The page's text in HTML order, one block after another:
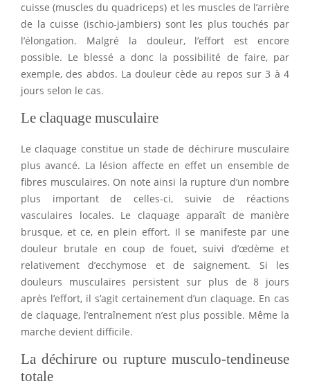
cuisse (muscles du quadriceps) et les muscles de l’arrière
de la cuisse (ischio-jambiers) sont les plus touchés par
l’élongation. Malgré la douleur, l’effort est encore
possible. Le blessé a donc la possibilité de faire, par
exemple, des abdos. La douleur cède au repos sur 3 à 4
jours selon le cas.
Le claquage musculaire
Le claquage constitue un stade de déchirure musculaire
plus avancé. La lésion affecte en effet un ensemble de
fibres musculaires. On note ainsi la rupture d’un nombre
plus important de celles-ci, suivie de réactions
vasculaires locales. Le claquage apparaît de manière
brusque, et ce, en plein effort. Il se manifeste par une
douleur brutale en coup de fouet, suivi d’œdème et
relativement d’ecchymose et de saignement. Si les
douleurs musculaires persistent sur plus de 8 jours
après l’effort, il s’agit certainement d’un claquage. En cas
de claquage, l’entraînement n’est plus possible. Même la
marche devient difficile.
La déchirure ou rupture musculo-tendineuse
totale